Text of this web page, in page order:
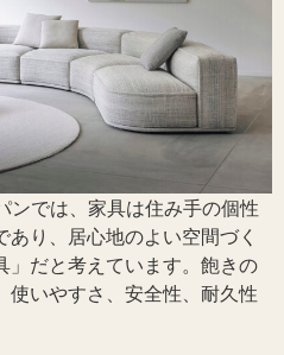
では、家具は住み手の個性
り、居心地のよい空間づく
」だと考えています。飽きの
使いやすさ、安全性、耐久性